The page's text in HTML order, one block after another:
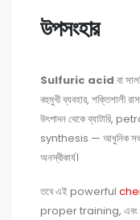
উপসংহার
Sulfuric acid বা
বহুমুখী ব্যবহার, শক্তিশালী
উৎপাদন থেকে
synthesis — আধুনিক
অনস্বীকার্য।
তবে এই powerful
proper training, এবং